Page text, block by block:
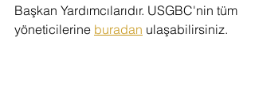
Başkan Yardımcılarıdır. USGBC'nin tüm
yöneticilerine buradan ulaşabilirsiniz.